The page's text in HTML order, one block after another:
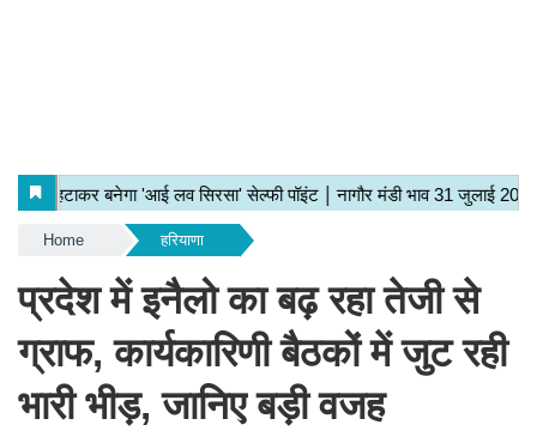
Home हरियाणा
प्रदेश में इनैलो का बढ़ रहा तेजी से
ग्राफ, कार्यकारिणी बैठकों में जुट रही
भारी भीड़, जानिए बड़ी वजह